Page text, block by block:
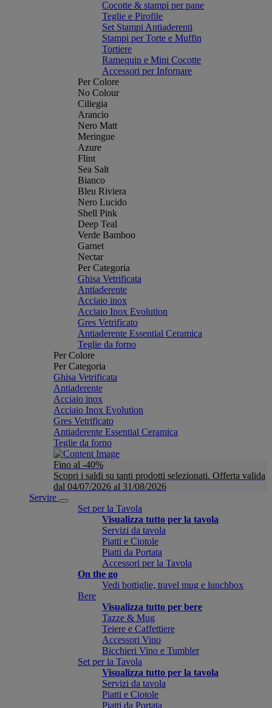
Cocotte & stampi per pane
Teglie e Pirofile
Set Stampi Antiaderenti
Stampi per Torte e Muffin
Tortiere
Ramequin e Mini Cocotte
Accessori per Infornare
Per Colore
No Colour
Ciliegia
Arancio
Nero Matt
Meringue
Azure
Flint
Sea Salt
Bianco
Bleu Riviera
Nero Lucido
Shell Pink
Deep Teal
Verde Bamboo
Garnet
Nectar
Per Categoria
Ghisa Vetrificata
Antiaderente
Acciaio inox
Acciaio Inox Evolution
Gres Vetrificato
Antiaderente Essential Ceramica
Teglie da forno
Per Colore
Per Categoria
Ghisa Vetrificata
Antiaderente
Acciaio inox
Acciaio Inox Evolution
Gres Vetrificato
Antiaderente Essential Ceramica
Teglie da forno
Fino al -40%
Scopri i saldi su tanti prodotti selezionati. Offerta valida
dal 04/07/2026 al 31/08/2026
Servire
Set per la Tavola
Visualizza tutto per la tavola
Servizi da tavola
Piatti e Ciotole
Piatti da Portata
Accessori per la Tavola
On the go
Vedi bottiglie, travel mug e lunchbox
Bere
Visualizza tutto per bere
Tazze & Mug
Teiere e Caffettiere
Accessori Vino
Bicchieri Vino e Tumbler
Set per la Tavola
Visualizza tutto per la tavola
Servizi da tavola
Piatti e Ciotole
Piatti da Portata